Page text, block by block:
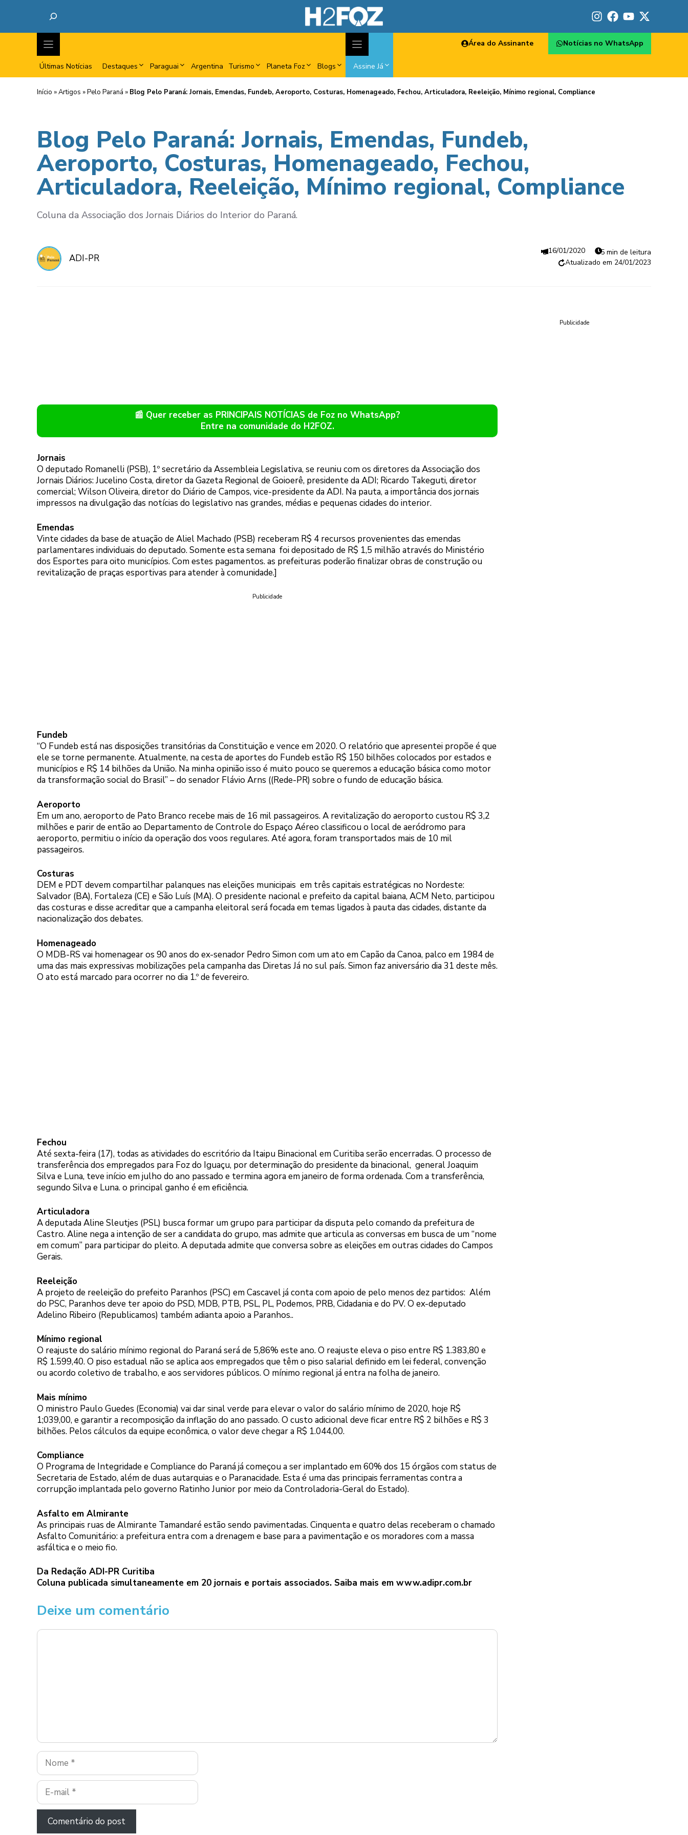
Últimas Notícias Destaques Paraguai Argentina Turismo Planeta Foz Blogs Assine Já
Área do Assinante Notícias no WhatsApp
Início »Artigos »Pelo Paraná » Blog Pelo Paraná: Jornais, Emendas, Fundeb, Aeroporto, Costuras, Homenageado, Fechou, Articuladora, Reeleição, Mínimo regional, Compliance
Blog Pelo Paraná: Jornais, Emendas, Fundeb,
Aeroporto, Costuras, Homenageado, Fechou,
Articuladora, Reeleição, Mínimo regional, Compliance
Coluna da Associação dos Jornais Diários do Interior do Paraná.
ADI-PR
16/01/2020
5 min de leitura
24/01/2023
📰 Quer receber as PRINCIPAIS NOTÍCIAS de Foz no WhatsApp?
Entre na comunidade do H2FOZ.
Jornais
O deputado Romanelli (PSB), 1º secretário da Assembleia Legislativa, se reuniu com os diretores da Associação dos
Jornais Diários: Jucelino Costa, diretor da Gazeta Regional de Goioerê, presidente da ADI; Ricardo Takeguti, diretor
comercial; Wilson Oliveira, diretor do Diário de Campos, vice-presidente da ADI. Na pauta, a importância dos jornais
impressos na divulgação das notícias do legislativo nas grandes, médias e pequenas cidades do interior.
Emendas
Vinte cidades da base de atuação de Aliel Machado (PSB) receberam R$ 4 recursos provenientes das emendas
parlamentares individuais do deputado. Somente esta semana foi depositado de R$ 1,5 milhão através do Ministério
dos Esportes para oito municípios. Com estes pagamentos. as prefeituras poderão finalizar obras de construção ou
revitalização de praças esportivas para atender à comunidade.]
Publicidade
Fundeb
“O Fundeb está nas disposições transitórias da Constituição e vence em 2020. O relatório que apresentei propõe é que
ele se torne permanente. Atualmente, na cesta de aportes do Fundeb estão R$ 150 bilhões colocados por estados e
municípios e R$ 14 bilhões da União. Na minha opinião isso é muito pouco se queremos a educação básica como motor
da transformação social do Brasil” – do senador Flávio Arns ((Rede-PR) sobre o fundo de educação básica.
Aeroporto
Em um ano, aeroporto de Pato Branco recebe mais de 16 mil passageiros. A revitalização do aeroporto custou R$ 3,2
milhões e parir de então ao Departamento de Controle do Espaço Aéreo classificou o local de aeródromo para
aeroporto, permitiu o início da operação dos voos regulares. Até agora, foram transportados mais de 10 mil
passageiros.
Costuras
DEM e PDT devem compartilhar palanques nas eleições municipais em três capitais estratégicas no Nordeste:
Salvador (BA), Fortaleza (CE) e São Luís (MA). O presidente nacional e prefeito da capital baiana, ACM Neto, participou
das costuras e disse acreditar que a campanha eleitoral será focada em temas ligados à pauta das cidades, distante da
nacionalização dos debates.
Homenageado
O MDB-RS vai homenagear os 90 anos do ex-senador Pedro Simon com um ato em Capão da Canoa, palco em 1984 de
uma das mais expressivas mobilizações pela campanha das Diretas Já no sul país. Simon faz aniversário dia 31 deste mês.
O ato está marcado para ocorrer no dia 1.º de fevereiro.
Fechou
Até sexta-feira (17), todas as atividades do escritório da Itaipu Binacional em Curitiba serão encerradas. O processo de
transferência dos empregados para Foz do Iguaçu, por determinação do presidente da binacional, general Joaquim
Silva e Luna, teve início em julho do ano passado e termina agora em janeiro de forma ordenada. Com a transferência,
segundo Silva e Luna. o principal ganho é em eficiência.
Articuladora
A deputada Aline Sleutjes (PSL) busca formar um grupo para participar da disputa pelo comando da prefeitura de
Castro. Aline nega a intenção de ser a candidata do grupo, mas admite que articula as conversas em busca de um “nome
em comum” para participar do pleito. A deputada admite que conversa sobre as eleições em outras cidades do Campos
Gerais.
Reeleição
A projeto de reeleição do prefeito Paranhos (PSC) em Cascavel já conta com apoio de pelo menos dez partidos: Além
do PSC, Paranhos deve ter apoio do PSD, MDB, PTB, PSL, PL, Podemos, PRB, Cidadania e do PV. O ex-deputado
Adelino Ribeiro (Republicamos) também adianta apoio a Paranhos..
Mínimo regional
O reajuste do salário mínimo regional do Paraná será de 5,86% este ano. O reajuste eleva o piso entre R$ 1.383,80 e
R$ 1.599,40. O piso estadual não se aplica aos empregados que têm o piso salarial definido em lei federal, convenção
ou acordo coletivo de trabalho, e aos servidores públicos. O mínimo regional já entra na folha de janeiro.
Mais mínimo
O ministro Paulo Guedes (Economia) vai dar sinal verde para elevar o valor do salário mínimo de 2020, hoje R$
1;039,00, e garantir a recomposição da inflação do ano passado. O custo adicional deve ficar entre R$ 2 bilhões e R$ 3
bilhões. Pelos cálculos da equipe econômica, o valor deve chegar a R$ 1.044,00.
Compliance
O Programa de Integridade e Compliance do Paraná já começou a ser implantado em 60% dos 15 órgãos com status de
Secretaria de Estado, além de duas autarquias e o Paranacidade. Esta é uma das principais ferramentas contra a
corrupção implantada pelo governo Ratinho Junior por meio da Controladoria-Geral do Estado).
Asfalto em Almirante
As principais ruas de Almirante Tamandaré estão sendo pavimentadas. Cinquenta e quatro delas receberam o chamado
Asfalto Comunitário: a prefeitura entra com a drenagem e base para a pavimentação e os moradores com a massa
asfáltica e o meio fio.
Da Redação ADI-PR Curitiba
Coluna publicada simultaneamente em 20 jornais e portais associados. Saiba mais em www.adipr.com.br
Deixe um comentário
Comentário
Nome
E-
mail
Publicidade